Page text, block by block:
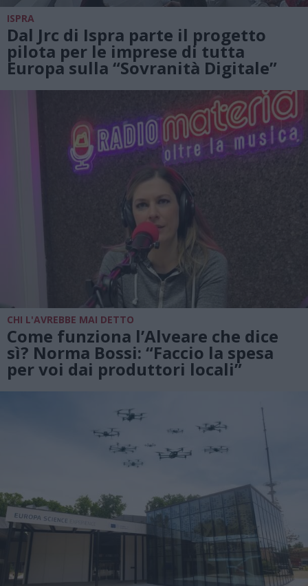
ISPRA
Dal Jrc di Ispra parte il progetto
pilota per le imprese di tutta
Europa sulla “Sovranità Digitale”
CHI L'AVREBBE MAI DETTO
Come funziona l’Alveare che dice
sì? Norma Bossi: “Faccio la spesa
per voi dai produttori locali”